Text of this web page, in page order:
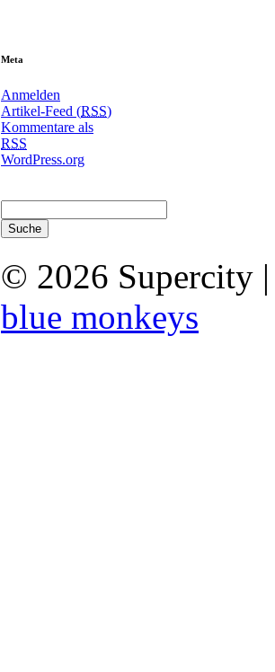
Meta
Anmelden
Artikel-Feed (RSS)
Kommentare als
RSS
WordPress.org
© 2026 Supercity
blue monkeys